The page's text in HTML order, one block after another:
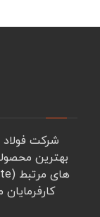
شرکت
بهترین